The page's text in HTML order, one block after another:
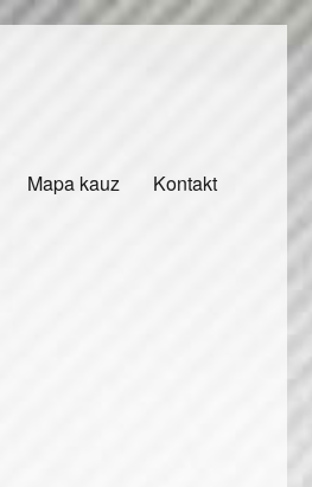
Mapa kauz Kontakt